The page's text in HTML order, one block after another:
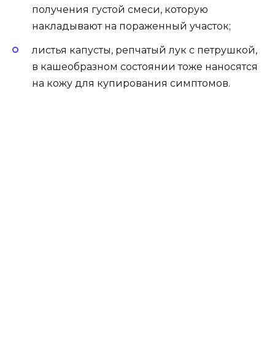
получения густой смеси, которую
накладывают на пораженный участок;
листья капусты, репчатый лук с петрушкой,
в кашеобразном состоянии тоже наносятся
на кожу для купирования симптомов.